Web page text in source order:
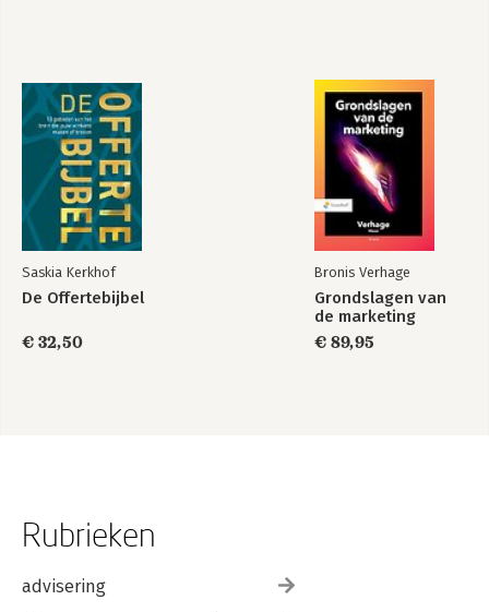
Saskia Kerkhof
De Offertebijbel
€ 32,50
Bronis Verhage
Grondslagen van
de marketing
€ 89,95
Rubrieken
advisering